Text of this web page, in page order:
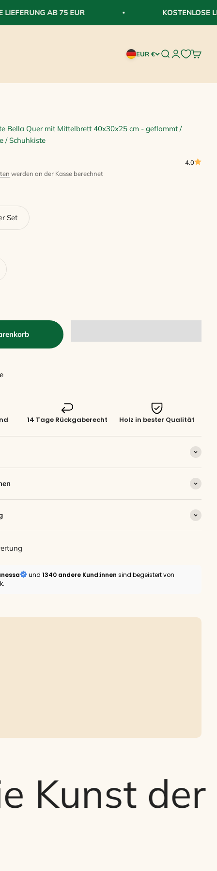
AB 75 EUR KOSTENLOSE
EUR € Suche öffnen
Bella Quer mit Mittelbrett 40x30x25 cm - geflammt /
/ Schuhkiste
4.0
werden an der Kasse berechnet
Set
14 Tage Rückgaberecht Holz in bester Qualität
und 1340 andere Kund:innen sind begeistert von
der